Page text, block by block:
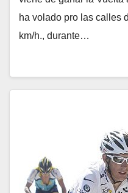
ha volado pro las calles
km/h., durante…